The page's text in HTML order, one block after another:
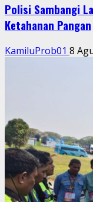
Polisi Sambangi
Ketahanan Pangan
KamiluProb01 8